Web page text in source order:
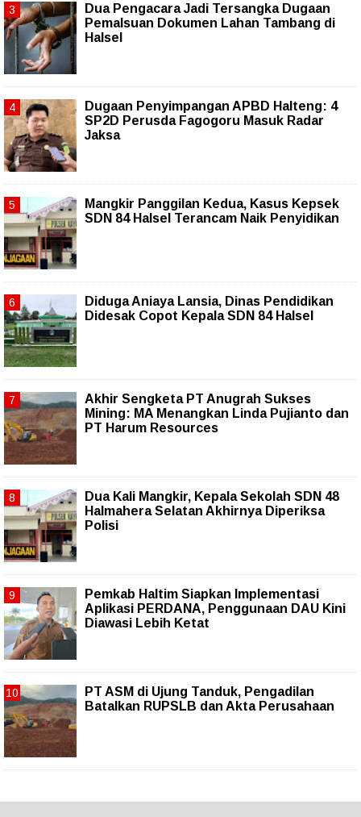
Dua Pengacara Jadi Tersangka Dugaan
Pemalsuan Dokumen Lahan Tambang di
Halsel
Dugaan Penyimpangan APBD Halteng: 4
SP2D Perusda Fagogoru Masuk Radar
Jaksa
Mangkir Panggilan Kedua, Kasus Kepsek
SDN 84 Halsel Terancam Naik Penyidikan
Diduga Aniaya Lansia, Dinas Pendidikan
Didesak Copot Kepala SDN 84 Halsel
Akhir Sengketa PT Anugrah Sukses
Mining: MA Menangkan Linda Pujianto dan
PT Harum Resources
Dua Kali Mangkir, Kepala Sekolah SDN 48
Halmahera Selatan Akhirnya Diperiksa
Polisi
Pemkab Haltim Siapkan Implementasi
Aplikasi PERDANA, Penggunaan DAU Kini
Diawasi Lebih Ketat
PT ASM di Ujung Tanduk, Pengadilan
Batalkan RUPSLB dan Akta Perusahaan